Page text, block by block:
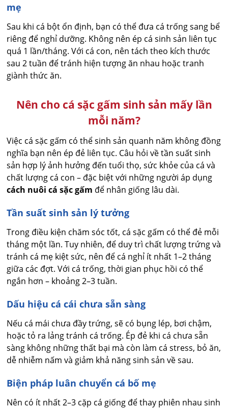
mẹ
Sau khi cá bột ổn định, bạn có thể đưa cá trống sang bể
riêng để nghỉ dưỡng. Không nên ép cá sinh sản liên tục
quá 1 lần/tháng. Với cá con, nên tách theo kích thước
sau 2 tuần để tránh hiện tượng ăn nhau hoặc tranh
giành thức ăn.
Nên cho cá sặc gấm sinh sản mấy lần
mỗi năm?
Việc cá sặc gấm có thể sinh sản quanh năm không đồng
nghĩa bạn nên ép đẻ liên tục. Câu hỏi về tần suất sinh
sản hợp lý ảnh hưởng đến tuổi thọ, sức khỏe của cá và
chất lượng cá con – đặc biệt với những người áp dụng
cách nuôi cá sặc gấm để nhân giống lâu dài.
Tần suất sinh sản lý tưởng
Trong điều kiện chăm sóc tốt, cá sặc gấm có thể đẻ mỗi
tháng một lần. Tuy nhiên, để duy trì chất lượng trứng và
tránh cá mẹ kiệt sức, nên để cá nghỉ ít nhất 1–2 tháng
giữa các đợt. Với cá trống, thời gian phục hồi có thể
ngắn hơn – khoảng 2–3 tuần.
Dấu hiệu cá cái chưa sẵn sàng
Nếu cá mái chưa đầy trứng, sẽ có bụng lép, bơi chậm,
hoặc tỏ ra lảng tránh cá trống. Ép đẻ khi cá chưa sẵn
sàng không những thất bại mà còn làm cá stress, bỏ ăn,
dễ nhiễm nấm và giảm khả năng sinh sản về sau.
Biện pháp luân chuyển cá bố mẹ
Nên có ít nhất 2–3 cặp cá giống để thay phiên nhau sinh